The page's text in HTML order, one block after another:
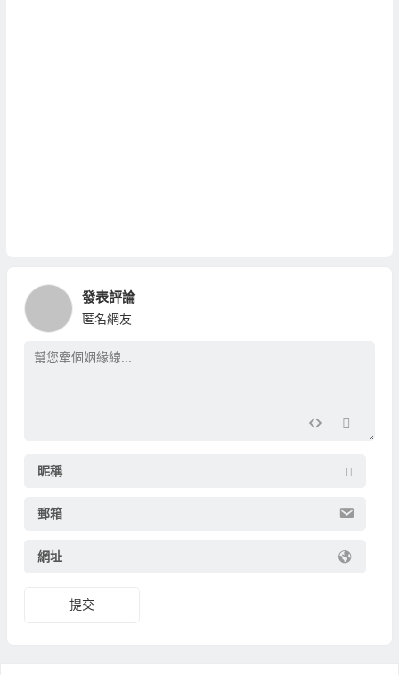
發表評論
匿名網友
昵稱
郵箱
網址
提交